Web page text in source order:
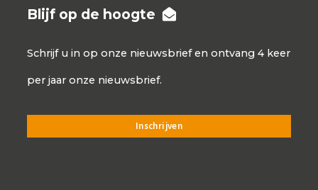
Blijf op de hoogte
Schrijf u in op onze nieuwsbrief en ontvang 4 keer
per jaar onze nieuwsbrief.